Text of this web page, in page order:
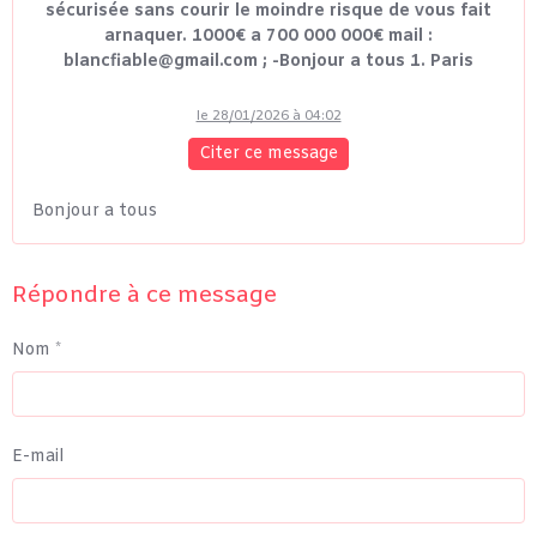
sécurisée sans courir le moindre risque de vous fait
arnaquer. 1000€ a 700 000 000€ mail :
blancfiable@gmail.com ; -Bonjour a tous 1. Paris
le 28/01/2026 à 04:02
Citer ce message
Bonjour a tous
Répondre à ce message
Nom
E-mail